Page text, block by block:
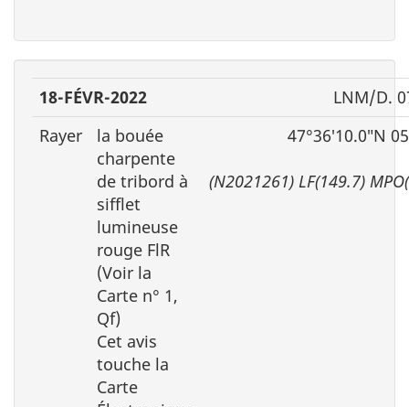
18-FÉVR-2022
LNM/D.
Rayer
la bouée
charpente
de tribord à
sifflet
lumineuse
rouge FlR
(Voir la
Carte n° 1,
Qf)
Cet avis
touche la
Carte
47°36′10.0″N
(N2021261) LF(149.7)